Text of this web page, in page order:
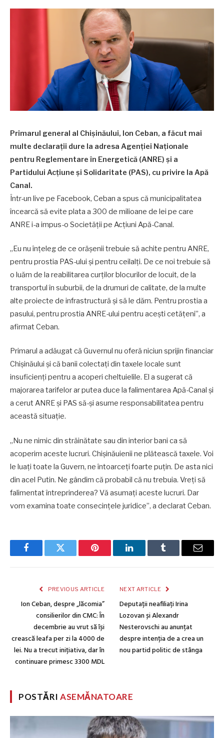
Primarul general al Chișinăului, Ion Ceban, a făcut mai
multe declarații dure la adresa Agenției Naționale
pentru Reglementare în Energetică (ANRE) și a
Partidului Acțiune și Solidaritate (PAS), cu privire la Apă
Canal.
Într-un live pe Facebook, Ceban a spus că municipalitatea
încearcă să evite plata a 300 de milioane de lei pe care
ANRE i-a impus-o Societății pe Acțiuni Apă-Canal.
„Eu nu înțeleg de ce orășenii trebuie să achite pentru ANRE,
pentru prostia PAS-ului și pentru ceilalți. De ce noi trebuie să
o luăm de la reabilitarea curților blocurilor de locuit, de la
transportul în suburbii, de la drumuri de calitate, de la multe
alte proiecte de infrastructură și să le dăm. Pentru prostia a
pasului, pentru prostia ANRE-ului pentru acești cetățeni”, a
afirmat Ceban.
Primarul a adăugat că Guvernul nu oferă niciun sprijin financiar
Chișinăului și că banii colectați din taxele locale sunt
insuficienți pentru a acoperi cheltuielile. El a sugerat că
majorarea tarifelor ar putea duce la falimentarea Apă-Canal și
a cerut ANRE și PAS să-și asume responsabilitatea pentru
această situație.
„Nu ne nimic din străinătate sau din interior bani ca să
acoperim aceste lucruri. Chișinăuienii ne plătească taxele. Voi
le luați toate la Guvern, ne întoarceți foarte puțin. De asta nici
din acel Putin. Ne gândim că probabil că nu trebuia. Vreți să
falimentat întreprinderea? Vă asumați aceste lucruri. Dar
vom examina toate consecințele juridice”, a declarat Ceban.
FacebookTwitter Pinterest LinkedInTumblr Email
PREVIOUS ARTICLE
Ion Ceban, despre „lăcomia”
consilierilor din CMC: În
decembrie au vrut să își
crească leafa per zi la 4000 de
lei. Nu a trecut inițiativa, dar în
continuare primesc 3300 MDL
NEXT ARTICLE
Deputații neafiliați Irina
Lozovan și Alexandr
Nesterovschi au anunțat
despre intenția de a crea un
nou partid politic de stânga
POSTĂRIASEMĂNATOARE